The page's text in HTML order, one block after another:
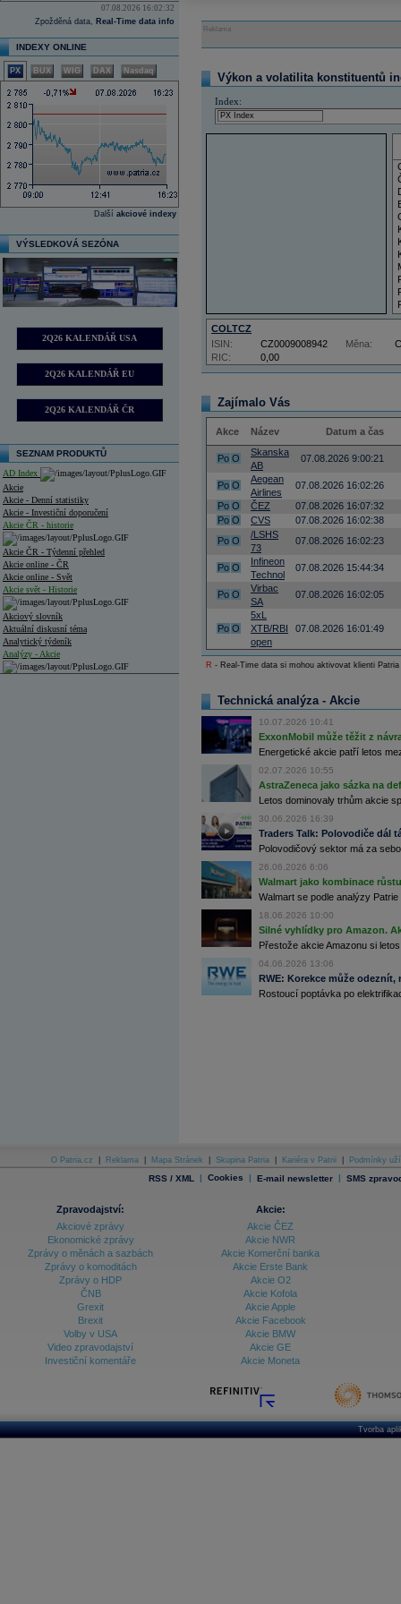
07.08.2026 16:02:32
Zpožděná data, Real-Time data info
INDEXY ONLINE
PX BUX WIG DAX Nasdaq
Další akciové indexy
VÝSLEDKOVÁ SEZÓNA
2Q26 KALENDÁŘ USA
2Q26 KALENDÁŘ EU
2Q26 KALENDÁŘ ČR
SEZNAM PRODUKTŮ
AD Index
Akcie
Akcie - Denní statistiky
Akcie - Investiční doporučení
Akcie ČR - historie
Akcie ČR - Týdenní přehled
Akcie online - ČR
Akcie online - Svět
Akcie svět - Historie
Akciový slovník
Aktuální diskusní téma
Analytický týdeník
Analýzy - Akcie
DATA EXPORT
Databanka - Akcie
Databanka - Ekonomický růst
Databanka - Indexy
Databanka - Měnové kurzy
Databanka - Trh práce
Databanka - Úrokové sazby
Databanka - Veřejné rozpočty
Databanka akcie - Svět
Reklama
Výkon a volatilita konstituentů
Index:
COLTCZ
RIC: 0,00
ISIN: CZ0009008942 Měna:
Zajímalo Vás
Akce Název Datum a čas
Po O
Skanska
AB
07.08.2026 9:00:21
Po O
Aegean
Airlines
07.08.2026 16:02:26
Po O ČEZ
07.08.2026 16:07:32
Po O CVS
07.08.2026 16:02:38
Po O
/LSHS
73
07.08.2026 16:02:23
Po O
Infineon
Technol
07.08.2026 15:44:34
Po O
Virbac
SA
07.08.2026 16:02:05
Po O
5xL
XTB/RBI
open
07.08.2026 16:01:49
R - Real-Time data si mohou aktivovat klienti
Technická analýza - Akcie
10.07.2026 10:41
ExxonMobil může těžit z
Energetické akcie patří letos
02.07.2026 10:55
AstraZeneca jako sázka na
Letos dominovaly trhům akcie
30.06.2026 16:39
Traders Talk: Polovodiče dál
Polovodičový sektor má za
26.06.2026 6:06
Walmart jako kombinace
Walmart se podle analýzy
18.06.2026 10:00
Silné vyhlídky pro Amazon.
Přestože akcie Amazonu si
04.06.2026 13:06
RWE: Korekce může
Rostoucí poptávka po
O Patria.cz Reklama Mapa Stránek Skupina Patria Kariéra v Patrii Podmínky
RSS / XML | Cookies | E-mail newsletter | SMS
Zpravodajství:
Akciové zprávy
Ekonomické zprávy
Zprávy o měnách a sazbách
Zprávy o komoditách
Zprávy o HDP
ČNB
Grexit
Brexit
Volby v USA
Video zpravodajství
Investiční komentáře
Akcie:
Akcie ČEZ
Akcie NWR
Akcie Komerční banka
Akcie Erste Bank
Akcie O2
Akcie Kofola
Akcie Apple
Akcie Facebook
Akcie BMW
Akcie GE
Akcie Moneta
Tvorba